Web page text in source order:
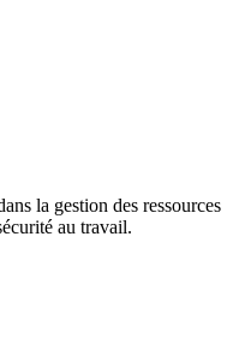
la gestion des ressources
au travail.